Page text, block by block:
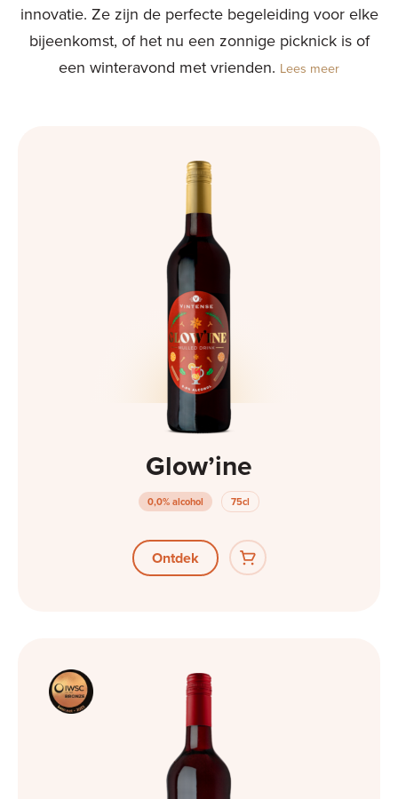
innovatie. Ze zijn de perfecte begeleiding voor elke
bijeenkomst, of het nu een zonnige picknick is of
een winteravond met vrienden. Lees meer
Glow’ine
0,0% alcohol 75cl
Ontdek